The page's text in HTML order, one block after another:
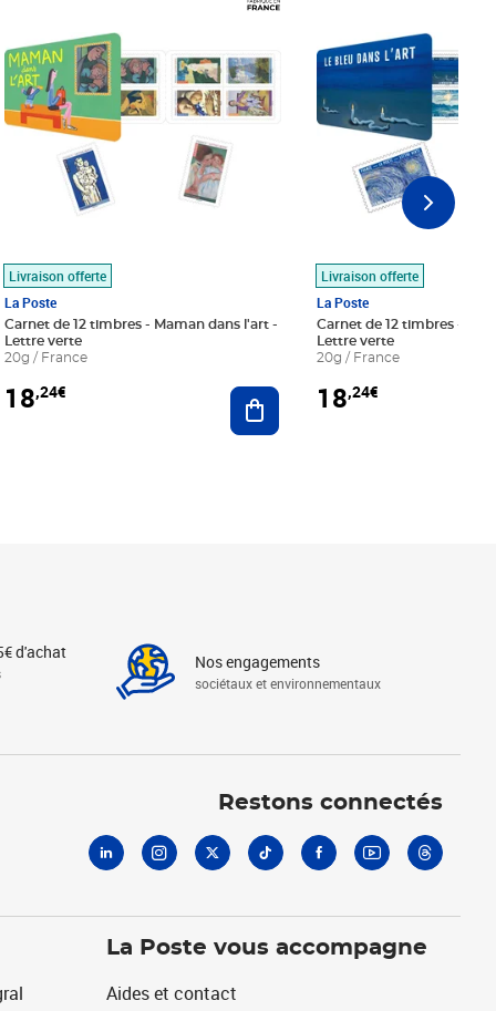
au panier
Livraison offerte
La Poste
Carnet de 12 timbres - Maman dans l'art -
Lettre verte
20g / France
18,24€ Ajouter au panier
Livraison offerte
La Poste
Carnet de 12 timbres - Le
Lettre verte
20g / France
18,24€
d'achat Nos engagements
sociétaux et environnementaux
Restons connectés
La Poste vous accompagne
Aides et contact